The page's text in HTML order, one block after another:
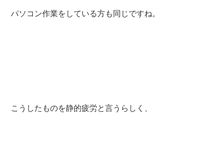
パソコン作業をしている方も同じですね。
こうしたものを静的疲労と言うらしく、